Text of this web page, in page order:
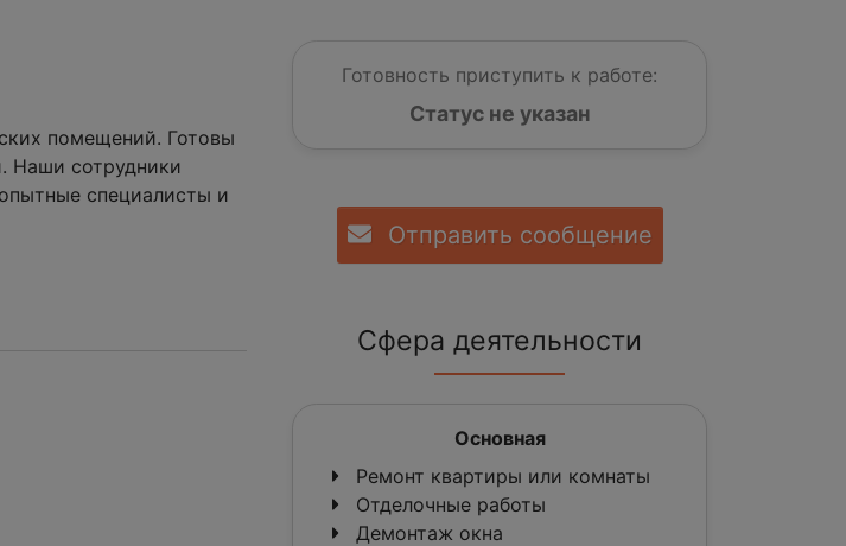
помещений. Готовы
Наши сотрудники
специалисты и
Готовность приступить к работе:
Статус не указан
Отправить сообщение
Сфера деятельности
Основная
Ремонт квартиры или комнаты
Отделочные работы
Демонтаж окна